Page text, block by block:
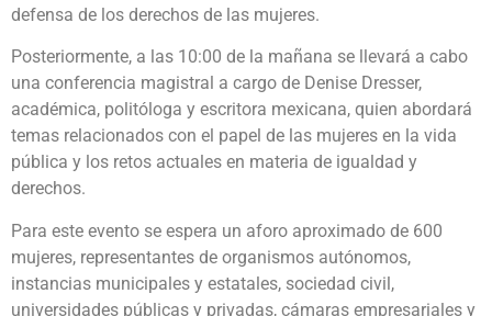
defensa de los derechos de las mujeres.
Posteriormente, a las 10:00 de la mañana se llevará a cabo
una conferencia magistral a cargo de Denise Dresser,
académica, politóloga y escritora mexicana, quien abordará
temas relacionados con el papel de las mujeres en la vida
pública y los retos actuales en materia de igualdad y
derechos.
Para este evento se espera un aforo aproximado de 600
mujeres, representantes de organismos autónomos,
instancias municipales y estatales, sociedad civil,
universidades públicas y privadas, cámaras empresariales y